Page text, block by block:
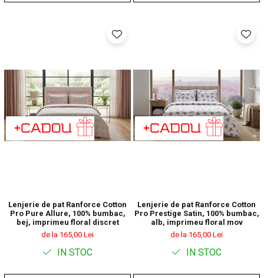
Lenjerie de pat Ranforce Cotton
Pro Pure Allure, 100% bumbac,
bej, imprimeu floral discret
de la 165,00 Lei
IN STOC
Lenjerie de pat Ranforce Cotton
Pro Prestige Satin, 100% bumbac,
alb, imprimeu floral mov
de la 165,00 Lei
IN STOC